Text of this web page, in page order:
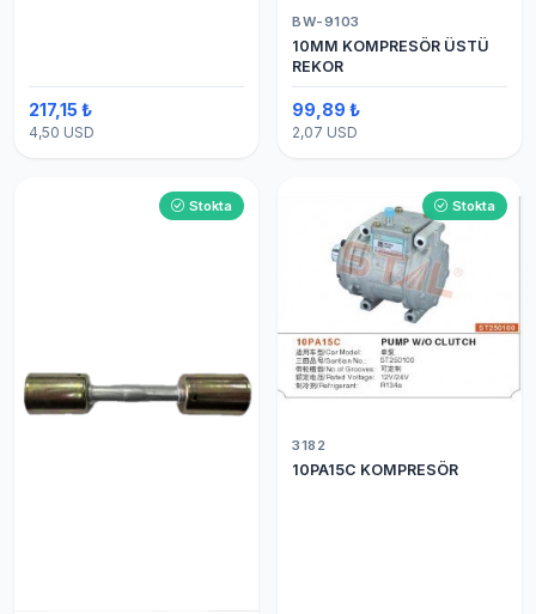
217,15 ₺
4,50 USD
BW-9103
10MM KOMPRESÖR ÜSTÜ
REKOR
99,89 ₺
2,07 USD
Stokta Stokta
3182
10PA15C KOMPRESÖR